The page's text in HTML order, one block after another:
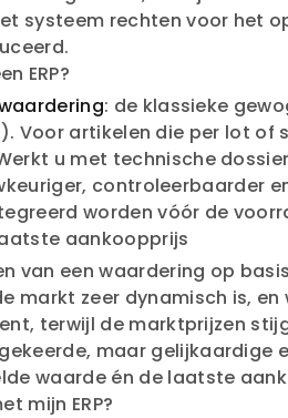
systeem rechten voor het
ERP?
: de klassieke
Voor artikelen die per lot of
u met technische
controleerbaarder
worden vóór de
aankoopprijs
van een waardering op
zeer dynamisch is,
terwijl de marktprijzen
maar gelijkaardige
waarde én de laatste
mijn ERP?